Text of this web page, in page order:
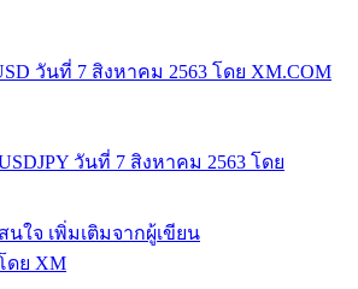
วันที่ 7 สิงหาคม 2563 โดย XM.COM
วันที่ 7 สิงหาคม 2563 โดย
นใจ เพิ่มเติมจากผู้เขียน
ดย XM